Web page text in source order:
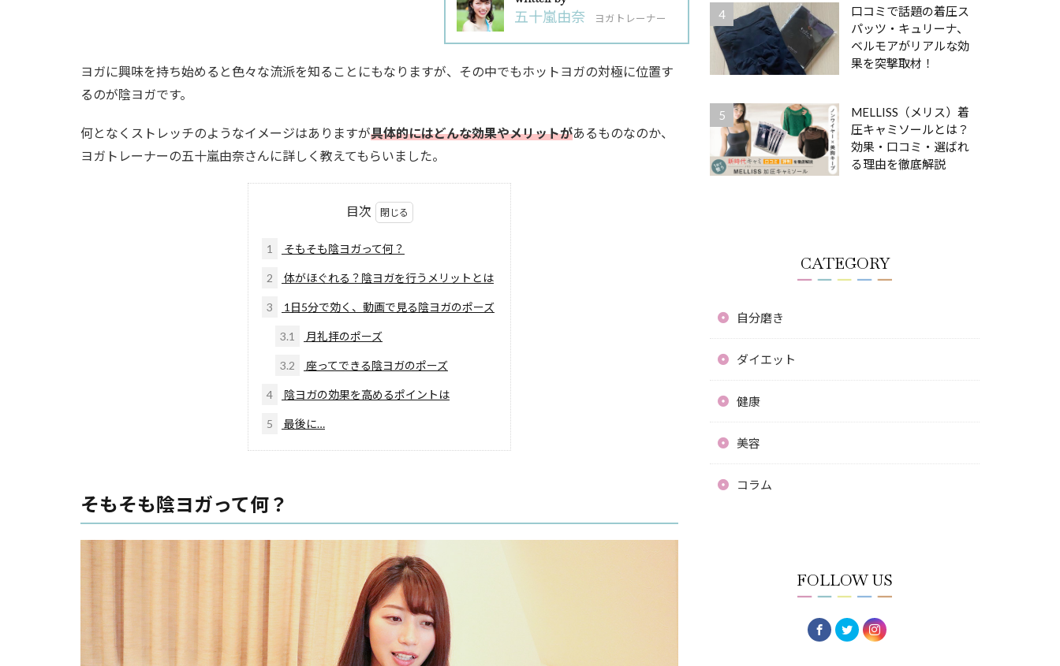
五十嵐由奈 ヨガトレーナー
ヨガに興味を持ち始めると色々な流派を知ることにもなりますが、その中でもホットヨガの対極に位置す
るのが陰ヨガです。
何となくストレッチのようなイメージはありますが具体的にはどんな効果やメリットがあるものなのか、
ヨガトレーナーの五十嵐由奈さんに詳しく教えてもらいました。
目次
1 そもそも陰ヨガって何？
2 体がほぐれる？陰ヨガを行うメリットとは
3 1日5分で効く、動画で見る陰ヨガのポーズ
3.1 月礼拝のポーズ
3.2 座ってできる陰ヨガのポーズ
4 陰ヨガの効果を高めるポイントは
5 最後に…
そもそも陰ヨガって何？
口コミで話題の着圧ス
パッツ・キュリーナ、
ベルモアがリアルな効
果を突撃取材！
MELLISS（メリス）着
圧キャミソールとは？
効果・口コミ・選ばれ
る理由を徹底解説
CATEGORY
自分磨き
ダイエット
健康
美容
コラム
FOLLOW US